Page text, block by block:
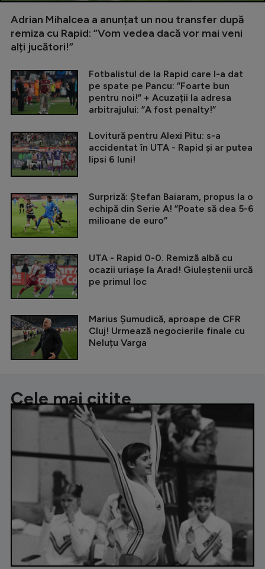
Adrian Mihalcea a anunțat un nou transfer după
remiza cu Rapid: ”Vom vedea dacă vor mai veni
alți jucători!”
Fotbalistul de la Rapid care l-a dat
pe spate pe Pancu: ”Foarte bun
pentru noi!” + Acuzații la adresa
arbitrajului: ”A fost penalty!”
Lovitură pentru Alexi Pitu: s-a
accidentat în UTA - Rapid și ar putea
lipsi 6 luni!
Surpriză: Ștefan Baiaram, propus la o
echipă din Serie A! ”Poate să dea 5-6
milioane de euro”
UTA - Rapid 0-0. Remiză albă cu
ocazii uriașe la Arad! Giuleștenii urcă
pe primul loc
Marius Șumudică, aproape de CFR
Cluj! Urmează negocierile finale cu
Neluțu Varga
Cele mai citite